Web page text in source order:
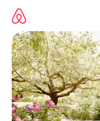
direct
naar
inhoud